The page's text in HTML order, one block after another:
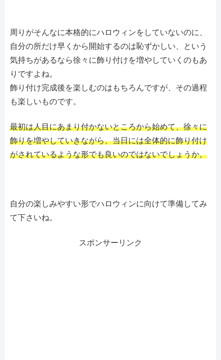
周りがそんなに本格的にハロウィンをしていないのに、
自分の所だけ早くから開始するのは恥ずかしい、という
気持ちがあるなら徐々に飾り付けを増やしていくのもあ
りですよね。
飾り付け完成後を楽しむのはもちろんですが、その過程
も楽しいものです。
最初は人目にあまり付かないところから始めて、徐々に
飾りを増やしていきながら、当日には全体的に飾り付け
がされているような形でも良いのではないでしょうか。
自分の楽しみやすい形でハロウィンに向けて準備してみ
て下さいね。
スポンサーリンク